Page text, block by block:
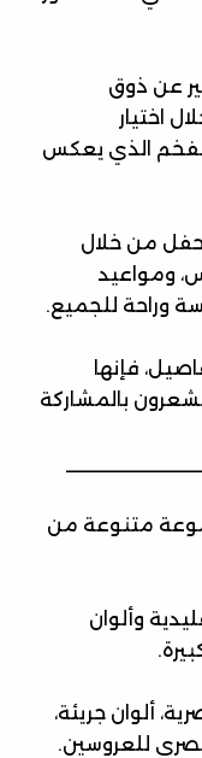
عن ذوق
اختيار
الفخم الذي يعكس
من خلال
ومواعيد
وراحة للجميع.
فإنها
بالمشاركة
متنوعة من
وألوان
ألوان جريئة،
للعروسين.